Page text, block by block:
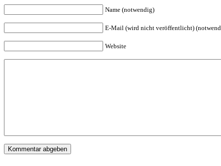
Name (notwendig)
E-Mail (wird nicht veröffentlicht)
Website